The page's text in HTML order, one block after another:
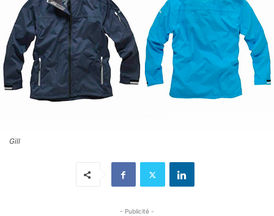
Gill
- Publicité -